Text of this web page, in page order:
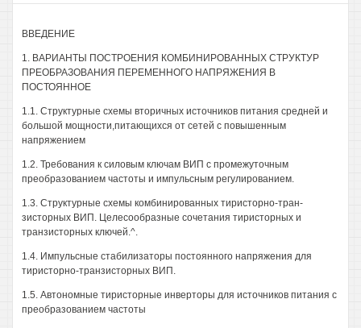
ВВЕДЕНИЕ
1. ВАРИАНТЫ ПОСТРОЕНИЯ КОМБИНИРОВАННЫХ СТРУКТУР
ПРЕОБРАЗОВАНИЯ ПЕРЕМЕННОГО НАПРЯЖЕНИЯ В
ПОСТОЯННОЕ
1.1. Структурные схемы вторичных источников питания средней и
большой мощности,питающихся от сетей с повышенным
напряжением
1.2. Требования к силовым ключам ВИП с промежуточным
преобразованием частоты и импульсным регулированием.
1.3. Структурные схемы комбинированных тиристорно-тран-
зисторных ВИП. Целесообразные сочетания тиристорных и
транзисторных ключей.^.
1.4. Импульсные стабилизаторы постоянного напряжения для
тиристорно-транзисторных ВИП.
1.5. Автономные тиристорные инверторы для источников питания с
преобразованием частоты